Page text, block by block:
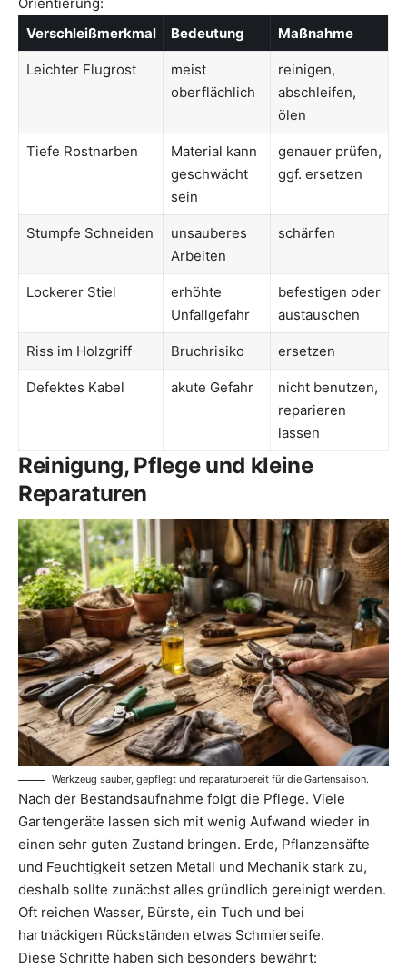
Verschleißmerkmal
Bedeutung Maßnahme
Leichter Flugrost
meist
oberflächlich
reinigen,
abschleifen,
ölen
Tiefe Rostnarben
Material kann
geschwächt
sein
genauer prüfen,
ggf. ersetzen
Stumpfe Schneiden
unsauberes
Arbeiten
schärfen
Lockerer Stiel
erhöhte
Unfallgefahr
befestigen oder
austauschen
Riss im Holzgriff Bruchrisiko ersetzen
Defektes Kabel akute Gefahr
nicht benutzen,
reparieren
lassen
Reinigung, Pflege und kleine
Reparaturen
Werkzeug sauber, gepflegt und reparaturbereit für die Gartensaison.
Nach der Bestandsaufnahme folgt die Pflege. Viele
Gartengeräte lassen sich mit wenig Aufwand wieder in
einen sehr guten Zustand bringen. Erde, Pflanzensäfte
und Feuchtigkeit setzen Metall und Mechanik stark zu,
deshalb sollte zunächst alles gründlich gereinigt werden.
Oft reichen Wasser, Bürste, ein Tuch und bei
hartnäckigen Rückständen etwas Schmierseife.
Diese Schritte haben sich besonders bewährt: